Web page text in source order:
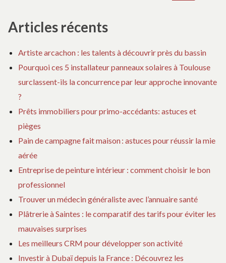
n
d
l
’
t
i
Articles récents
Artiste arcachon : les talents à découvrir près du bassin
Pourquoi ces 5 installateur panneaux solaires à Toulouse
surclassent-ils la concurrence par leur approche innovante
?
Prêts immobiliers pour primo-accédants: astuces et
pièges
Pain de campagne fait maison : astuces pour réussir la mie
aérée
Entreprise de peinture intérieur : comment choisir le bon
professionnel
Trouver un médecin généraliste avec l’annuaire santé
Plâtrerie à Saintes : le comparatif des tarifs pour éviter les
mauvaises surprises
Les meilleurs CRM pour développer son activité
Investir à Dubaï depuis la France : Découvrez les